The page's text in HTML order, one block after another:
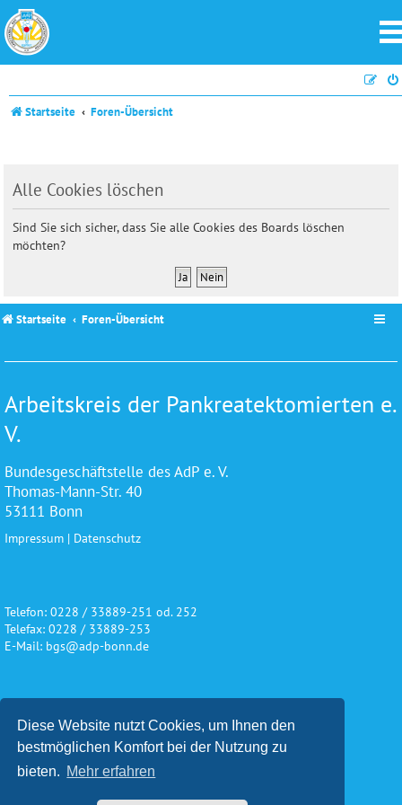
Diese Website nutzt Cookies, um Ihnen den
bestmöglichen Komfort bei der Nutzung zu
bieten. Mehr erfahren
Startseite Foren-Übersicht
Alle Cookies löschen
Sind Sie sich sicher, dass Sie alle Cookies des Boards löschen
möchten?
Startseite Foren-Übersicht
Arbeitskreis der Pankreatektomierten e.
V.
Bundesgeschäftstelle des AdP e. V.
Thomas-Mann-Str. 40
53111 Bonn
Impressum | Datenschutz
Telefon: 0228 / 33889-251 od. 252
Telefax: 0228 / 33889-253
E-Mail: bgs@adp-bonn.de
Wir danken für die freundliche
Unterstützung und Förderung